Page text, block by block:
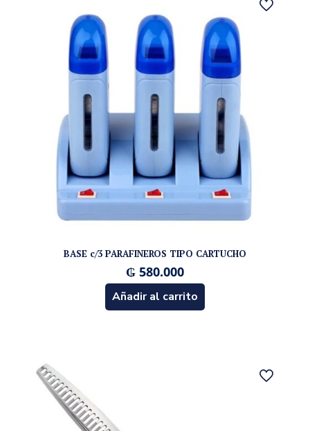
BASE c/3 PARAFINEROS TIPO CARTUCHO
₲ 580.000
Añadir al carrito